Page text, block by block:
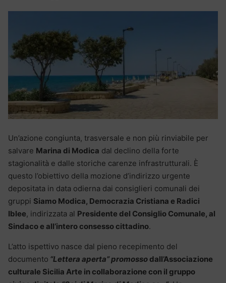
Un’azione congiunta, trasversale e non più rinviabile per
salvare Marina di Modica dal declino della forte
stagionalità e dalle storiche carenze infrastrutturali. È
questo l’obiettivo della mozione d’indirizzo urgente
depositata in data odierna dai consiglieri comunali dei
gruppi Siamo Modica, Democrazia Cristiana e Radici
Iblee, indirizzata al Presidente del Consiglio Comunale, al
Sindaco e all’intero consesso cittadino.
L’atto ispettivo nasce dal pieno recepimento del
documento “Lettera aperta” promosso dall’Associazione
culturale Sicilia Arte in collaborazione con il gruppo